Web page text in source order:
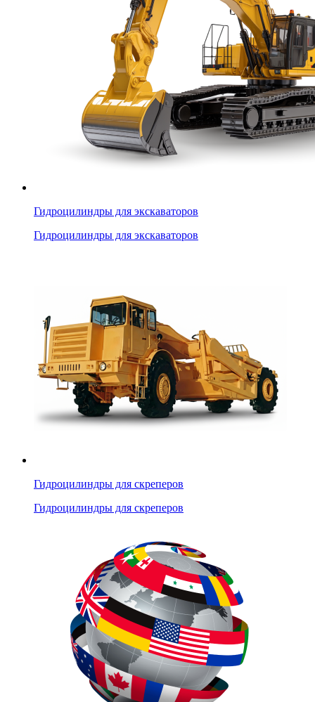
Гидроцилиндры для экскаваторов
Гидроцилиндры для экскаваторов
Гидроцилиндры для скреперов
Гидроцилиндры для скреперов